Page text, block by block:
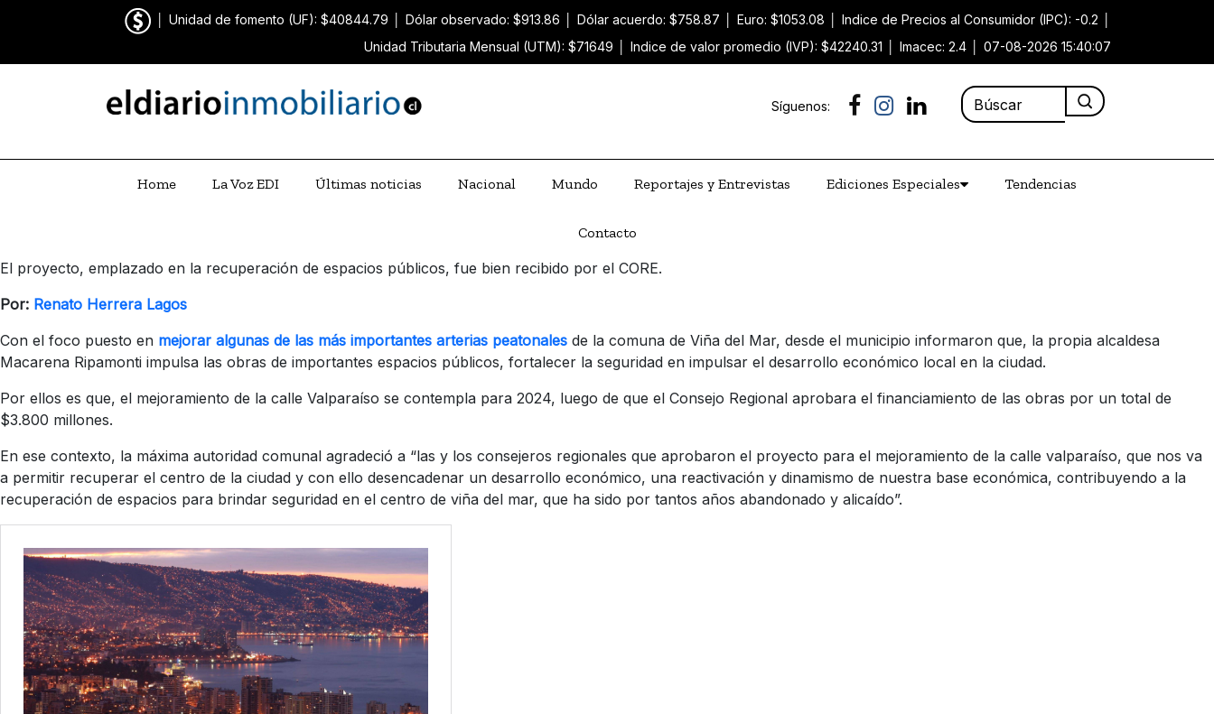
Unidad de fomento (UF): $40844.79 Dólar observado: $913.86 Dólar acuerdo: $758.87 Euro: $1053.08 Indice de Precios al Consumidor (IPC): -0.2
Unidad Tributaria Mensual (UTM): $71649
Indice de valor promedio (IVP): $42240.31 Imacec: 2.4 07-08-2026 15:40:07
Síguenos:
Home La Voz EDI Últimas noticias Nacional Mundo Reportajes y Entrevistas Ediciones Especiales Tendencias
Contacto
El proyecto, emplazado en la recuperación de espacios públicos, fue bien recibido por el CORE.
Por: Renato Herrera Lagos
Con el foco puesto en mejorar algunas de las más importantes arterias peatonales de la comuna de Viña del Mar, desde el municipio informaron que, la propia alcaldesa
Macarena Ripamonti impulsa las obras de importantes espacios públicos, fortalecer la seguridad en impulsar el desarrollo económico local en la ciudad.
Por ellos es que, el mejoramiento de la calle Valparaíso se contempla para 2024, luego de que el Consejo Regional aprobara el financiamiento de las obras por un total de
$3.800 millones.
En ese contexto, la máxima autoridad comunal agradeció a “las y los consejeros regionales que aprobaron el proyecto para el mejoramiento de la calle valparaíso, que nos va
a permitir recuperar el centro de la ciudad y con ello desencadenar un desarrollo económico, una reactivación y dinamismo de nuestra base económica, contribuyendo a la
recuperación de espacios para brindar seguridad en el centro de viña del mar, que ha sido por tantos años abandonado y alicaído”.